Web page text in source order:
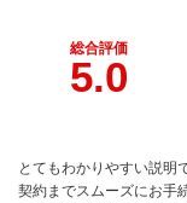
総合評価
5.0
とてもわかりやすい説明
契約までスムーズにお手